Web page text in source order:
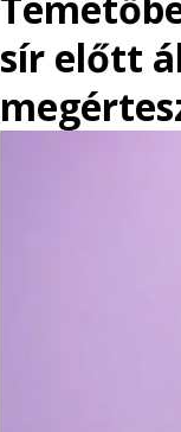
sír előtt